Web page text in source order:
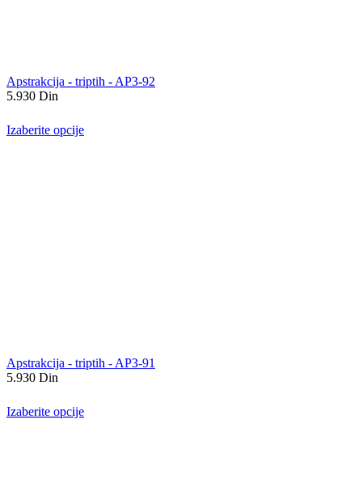
Apstrakcija - triptih - AP3-92
5.930 Din
Izaberite opcije
Apstrakcija - triptih - AP3-91
5.930 Din
Izaberite opcije